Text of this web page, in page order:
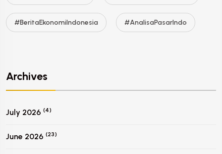
#BeritaEkonomiIndonesia #AnalisaPasarIndo
Archives
July 2026 (4)
June 2026 (23)